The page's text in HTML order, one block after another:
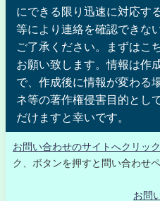
にできる限り迅速に対応す
等により連絡を確認できな
ご了承ください。まずはこ
お願い致します。情報は作
で、作成後に情報が変わる
ネ等の著作権侵害目的とし
だけますと幸いです。
お問い合わせのサイトへクリッ
ク、ボタンを押すと問い合わせ
お問